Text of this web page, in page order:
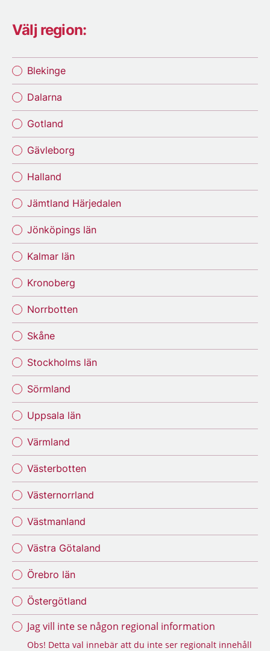
Välj region:
Blekinge
Dalarna
Gotland
Gävleborg
Halland
Jämtland Härjedalen
Jönköpings län
Kalmar län
Kronoberg
Norrbotten
Skåne
Stockholms län
Sörmland
Uppsala län
Värmland
Västerbotten
Västernorrland
Västmanland
Västra Götaland
Örebro län
Östergötland
Jag vill inte se någon regional information
Obs! Detta val innebär att du inte ser regionalt innehåll